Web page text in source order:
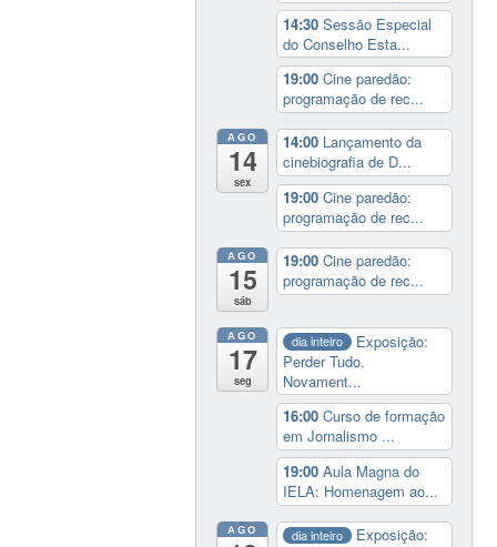
14:30Sessão Especial
do Conselho Esta...
19:00Cine paredão:
programação de rec...
AGO
14
sex
14:00 Lançamento da
cinebiografia de D...
19:00Cine paredão:
programação de rec...
AGO
15
sáb
19:00Cine paredão:
programação de rec...
AGO
17
seg
dia inteiro
Exposição:
Perder Tudo.
Novament...
16:00Curso de formação
em Jornalismo ...
19:00Aula Magna do
IELA: Homenagem ao...
AGO dia inteiro
Exposição: